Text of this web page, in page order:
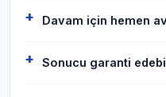
Davam için hemen
Sonucu garanti